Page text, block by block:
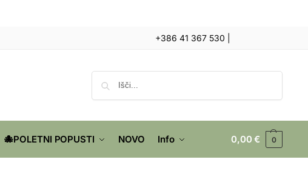
+386 41 367 530
🐙POLETNI POPUSTI NOVO Info 0,00€ 0